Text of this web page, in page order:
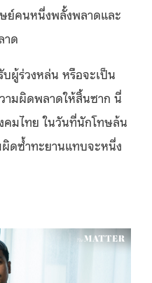
ย์คนหนึ่งพลั้งพลาดและ
าด
บผู้ร่วงหล่น หรือจะเป็น
ามผิดพลาดให้สิ้นซาก นี่
มไทย ในวันที่นักโทษล้น
ผิดซ้ำทะยานแทบจะหนึ่ง